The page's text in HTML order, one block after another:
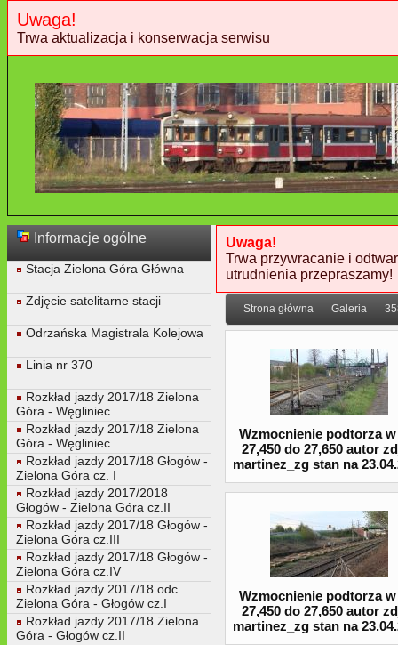
Uwaga!
Trwa aktualizacja i konserwacja serwisu
Informacje ogólne
Stacja Zielona Góra Główna
Zdjęcie satelitarne stacji
Odrzańska Magistrala Kolejowa
Linia nr 370
Rozkład jazdy 2017/18 Zielona
Góra - Węgliniec
Rozkład jazdy 2017/18 Zielona
Góra - Węgliniec
Rozkład jazdy 2017/18 Głogów -
Zielona Góra cz. I
Rozkład jazdy 2017/2018
Głogów - Zielona Góra cz.II
Rozkład jazdy 2017/18 Głogów -
Zielona Góra cz.III
Rozkład jazdy 2017/18 Głogów -
Zielona Góra cz.IV
Rozkład jazdy 2017/18 odc.
Zielona Góra - Głogów cz.I
Rozkład jazdy 2017/18 Zielona
Góra - Głogów cz.II
Uwaga!
Trwa przywracanie i
utrudnienia przepraszamy!
Strona główna Galeria
Wzmocnienie podtorza
27,450 do 27,650 autor
martinez_zg stan na
Wzmocnienie podtorza
27,450 do 27,650 autor
martinez_zg stan na